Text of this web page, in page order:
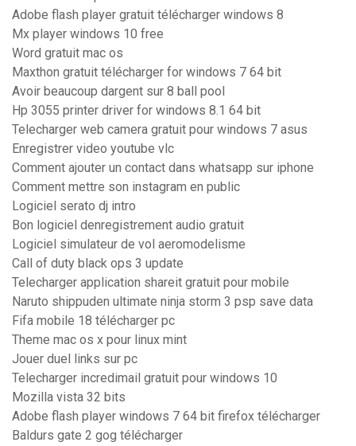
Adobe flash player gratuit télécharger windows 8
Mx player windows 10 free
Word gratuit mac os
Maxthon gratuit télécharger for windows 7 64 bit
Avoir beaucoup dargent sur 8 ball pool
Hp 3055 printer driver for windows 8.1 64 bit
Telecharger web camera gratuit pour windows 7 asus
Enregistrer video youtube vlc
Comment ajouter un contact dans whatsapp sur iphone
Comment mettre son instagram en public
Logiciel serato dj intro
Bon logiciel denregistrement audio gratuit
Logiciel simulateur de vol aeromodelisme
Call of duty black ops 3 update
Telecharger application shareit gratuit pour mobile
Naruto shippuden ultimate ninja storm 3 psp save data
Fifa mobile 18 télécharger pc
Theme mac os x pour linux mint
Jouer duel links sur pc
Telecharger incredimail gratuit pour windows 10
Mozilla vista 32 bits
Adobe flash player windows 7 64 bit firefox télécharger
Baldurs gate 2 gog télécharger